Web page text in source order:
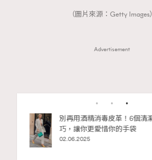
（圖片來源：Getty Images）
Advertisement